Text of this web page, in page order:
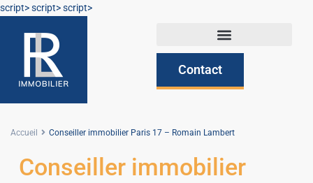
script>script>script>
Contact
Accueil Conseiller immobilier Paris 17 – Romain Lambert
Conseiller immobilier